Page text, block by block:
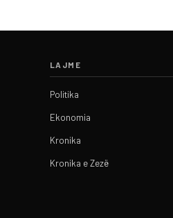
LAJME
Politika
Ekonomia
Kronika
Kronika e Zezë